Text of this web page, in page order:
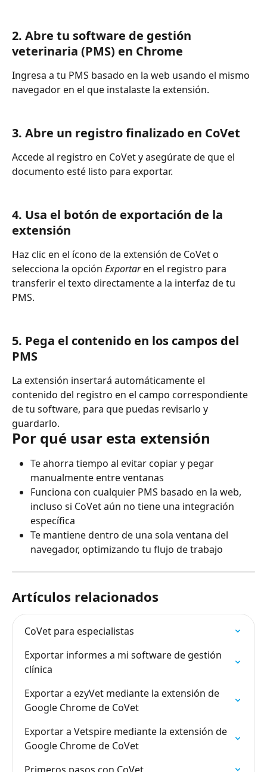
2. Abre tu software de gestión
veterinaria (PMS) en Chrome
Ingresa a tu PMS basado en la web usando el mismo
navegador en el que instalaste la extensión.
3. Abre un registro finalizado en CoVet
Accede al registro en CoVet y asegúrate de que el
documento esté listo para exportar.
4. Usa el botón de exportación de la
extensión
Haz clic en el ícono de la extensión de CoVet o
selecciona la opción Exportar en el registro para
transferir el texto directamente a la interfaz de tu
PMS.
5. Pega el contenido en los campos del
PMS
La extensión insertará automáticamente el
contenido del registro en el campo correspondiente
de tu software, para que puedas revisarlo y
guardarlo.
Por qué usar esta extensión
Te ahorra tiempo al evitar copiar y pegar
manualmente entre ventanas
Funciona con cualquier PMS basado en la web,
incluso si CoVet aún no tiene una integración
específica
Te mantiene dentro de una sola ventana del
navegador, optimizando tu flujo de trabajo
Artículos relacionados
CoVet para especialistas
Exportar informes a mi software de gestión
clínica
Exportar a ezyVet mediante la extensión de
Google Chrome de CoVet
Exportar a Vetspire mediante la extensión de
Google Chrome de CoVet